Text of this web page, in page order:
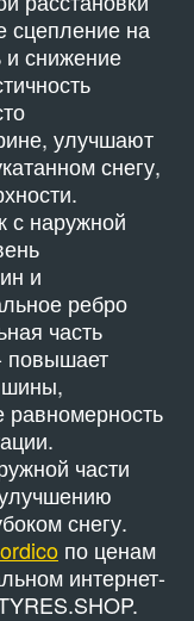
сцепление на
и снижение
улучшают
снегу,
с наружной
и
ребро
часть
повышает
шины,
равномерность
части
снегу.
по ценам
интернет-